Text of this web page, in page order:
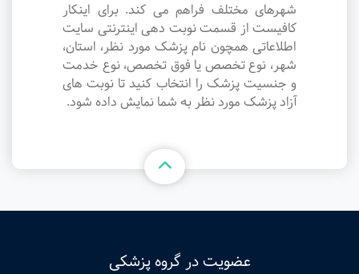
شهرهای مختلف فراهم می کند. برای اینکار
کافیست از قسمت نوبت دهی اینترنتی سایت
اطلاعاتی همچون نام پزشک مورد نظر، استان،
شهر، نوع تخصص یا فوق تخصص، نوع خدمت
و جنسیت پزشک را انتخاب کنید تا نوبت های
آزاد پزشک مورد نظر به شما نمایش داده شود.
عضویت در گروه پزشکی